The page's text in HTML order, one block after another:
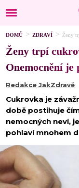
DOMŮ ZDRAVÍ Ženy
Ženy trpí
Onemocnění je
Redakce JakZdravě
Cukrovka je
době postihuje
nemocných neví,
pohlaví mnohem